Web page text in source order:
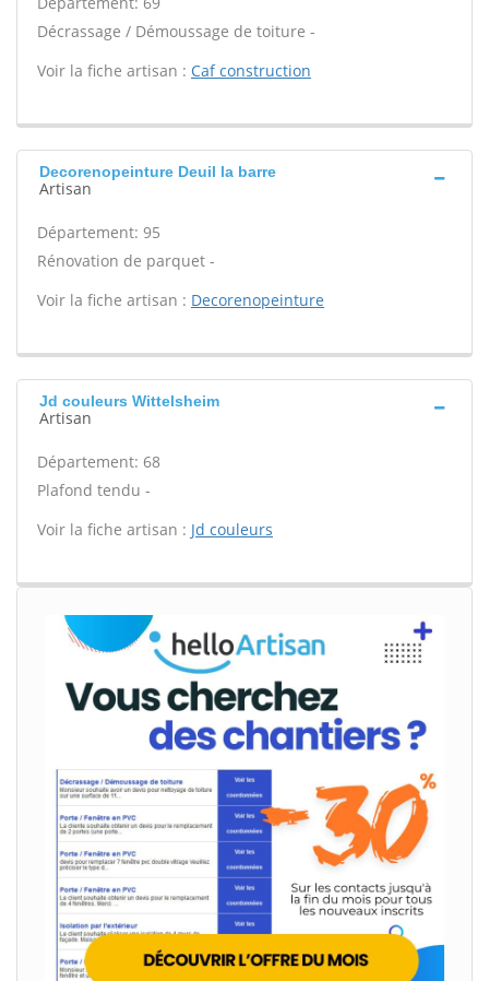
Décrassage / Démoussage de toiture -
Voir la fiche artisan : Caf construction
Decorenopeinture Deuil la barre
Artisan
Département: 95
Rénovation de parquet -
Voir la fiche artisan : Decorenopeinture
Jd couleurs Wittelsheim
Artisan
Département: 68
Plafond tendu -
Voir la fiche artisan : Jd couleurs